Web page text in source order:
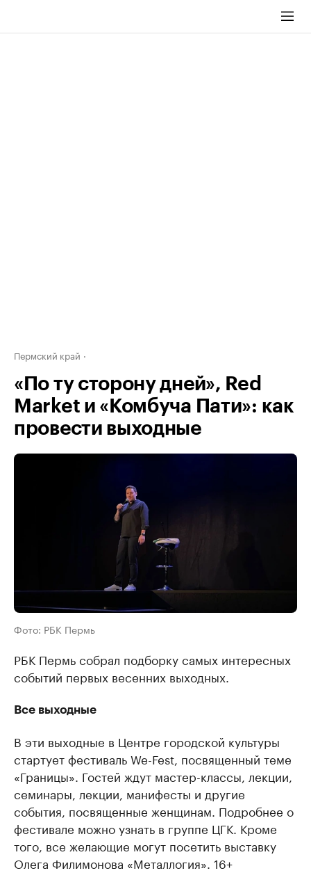
Пермский край
«По ту сторону дней», Red
Market и «Комбуча Пати»: как
провести выходные
Фото: РБК Пермь
РБК Пермь собрал подборку самых интересных
событий первых весенних выходных.
Все выходные
В эти выходные в Центре городской культуры
стартует фестиваль We-Fest, посвященный теме
«Границы». Гостей ждут мастер-классы, лекции,
семинары, лекции, манифесты и другие
события, посвященные женщинам. Подробнее о
фестивале можно узнать в группе ЦГК. Кроме
того, все желающие могут посетить выставку
Олега Филимонова «Металлогия». 16+